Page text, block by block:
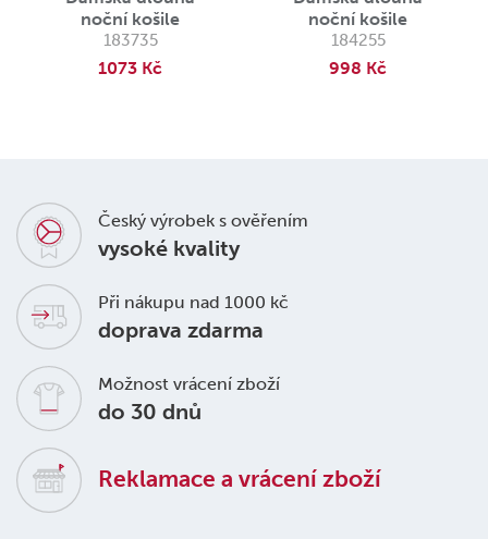
noční košile
183735
1073 Kč
noční košile
184255
998 Kč
Český výrobek s ověřením
vysoké kvality
Při nákupu nad 1000 kč
doprava zdarma
Možnost vrácení zboží
do 30 dnů
Reklamace a vrácení zboží